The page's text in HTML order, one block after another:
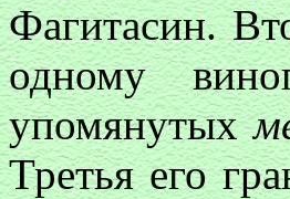
Фагитасин.
одному
упомянутых
Третья его